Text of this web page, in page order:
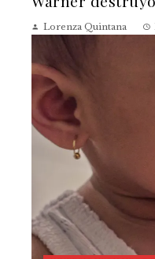
Lorenza Quintana